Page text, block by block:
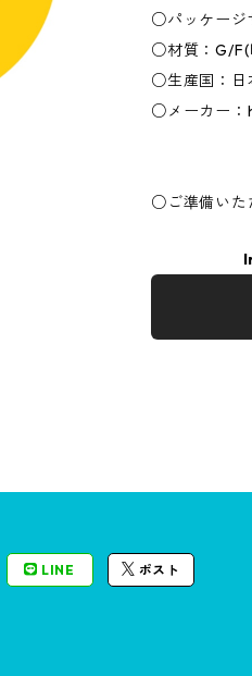
○パッケージ
○材質：G/F(
○生産国：日
○メーカー：
○ご準備いた
LINE ポスト